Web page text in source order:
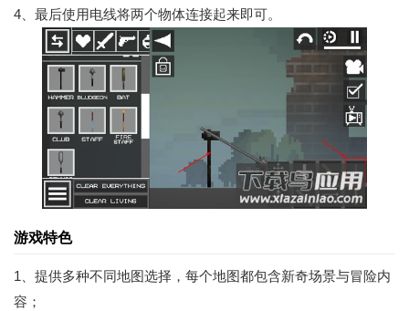
4、最后使用电线将两个物体连接起来即可。
游戏特色
1、提供多种不同地图选择，每个地图都包含新奇场景与冒险内
容；